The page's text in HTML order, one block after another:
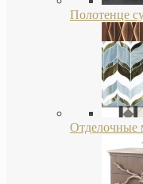
Полотенце
Отделочные